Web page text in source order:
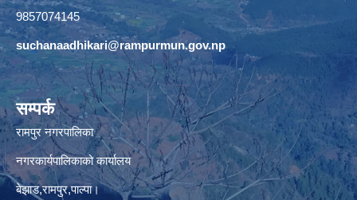
9857074145
suchanaadhikari@rampurmun.gov.np
सम्पर्क
रामपुर नगरपालिका
नगरकार्यपालिकाको कार्यालय
बेझाड,रामपुर,पाल्पा।